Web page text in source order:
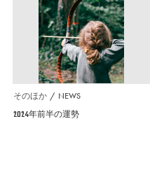
そのほか NEWS
2024年前半の運勢